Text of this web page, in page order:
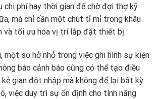
chi phí hay thời gian để chờ đợi thợ kỹ
mà chỉ cần một chút tỉ mỉ trong khâu
và tối ưu hóa vị trí lắp đặt thiết bị.
một sơ hở nhỏ trong việc ghi hình sự kiện
báo cảnh báo cũng có thể tạo điều
kẻ gian đột nhập mà không để lại bất kỳ
việc duy trì sự ổn định cho tính năng